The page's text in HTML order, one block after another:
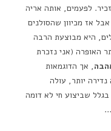
לפעמים, אותה אריה
אז מכיוון שהסולנים
היא מבוצעת הרבה
האופרה (אני נזכרת
, אך הדוגמאות
יותר, עולה
שביצוע חי לא דומה